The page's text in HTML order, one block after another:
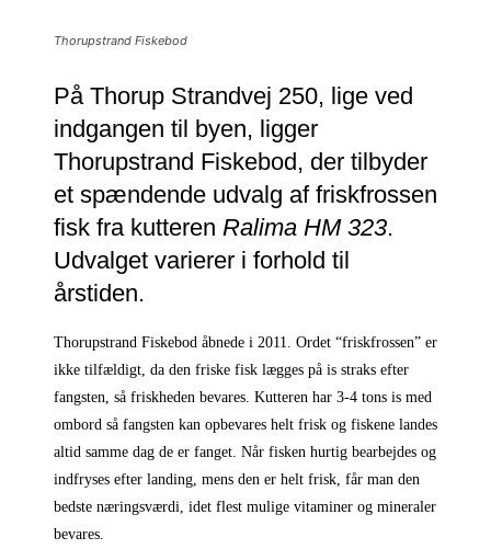
Thorupstrand Fiskebod
På Thorup Strandvej 250, lige ved
indgangen til byen, ligger
Thorupstrand Fiskebod, der tilbyder
et spændende udvalg af friskfrossen
fisk fra kutteren Ralima HM 323.
Udvalget varierer i forhold til
årstiden.
Thorupstrand Fiskebod åbnede i 2011. Ordet “friskfrossen” er
ikke tilfældigt, da den friske fisk lægges på is straks efter
fangsten, så friskheden bevares. Kutteren har 3-4 tons is med
ombord så fangsten kan opbevares helt frisk og fiskene landes
altid samme dag de er fanget. Når fisken hurtig bearbejdes og
indfryses efter landing, mens den er helt frisk, får man den
bedste næringsværdi, idet flest mulige vitaminer og mineraler
bevares.